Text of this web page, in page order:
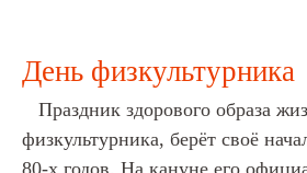
День физкультурника
Праздник здорового образа
физкультурника, берёт своё
80-х годов. На кануне его